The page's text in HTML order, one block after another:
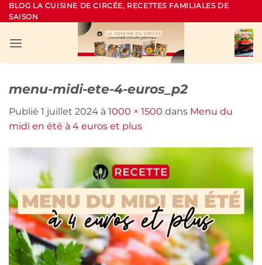
Passer
au
BLOG LA CUISINE DE CIRCÉE, RECETTES FAMILIALES DE
SAISON
menu-midi-ete-4-euros_p2
Publié 1 juillet 2024 à 1000 × 1500 dans Menu du
midi en été à 4 euros et plus